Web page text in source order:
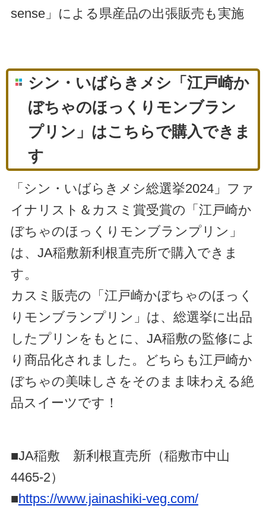
sense」による県産品の出張販売も実施
シン・いばらきメシ「江戸崎か
ぼちゃのほっくりモンブラン
プリン」はこちらで購入できま
す
「シン・いばらきメシ総選挙2024」ファ
イナリスト＆カスミ賞受賞の「江戸崎か
ぼちゃのほっくりモンブランプリン」
は、JA稲敷新利根直売所で購入できま
す。
カスミ販売の「江戸崎かぼちゃのほっく
りモンブランプリン」は、総選挙に出品
したプリンをもとに、JA稲敷の監修によ
り商品化されました。どちらも江戸崎か
ぼちゃの美味しさをそのまま味わえる絶
品スイーツです！
■JA稲敷 新利根直売所（稲敷市中山
4465-2）
■https://www.jainashiki-veg.com/